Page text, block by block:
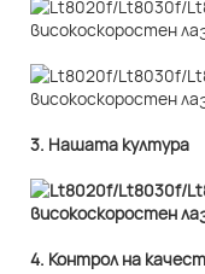
3. Нашата култура
4. Контрол на